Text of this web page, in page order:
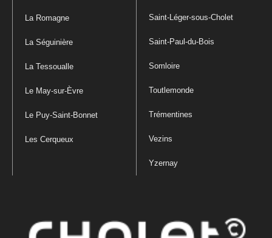
La Romagne
La Séguinière
La Tessoualle
Le May-sur-Èvre
Le Puy-Saint-Bonnet
Les Cerqueux
Saint-Léger-sous-Cholet
Saint-Paul-du-Bois
Somloire
Toutlemonde
Trémentines
Vezins
Yzernay